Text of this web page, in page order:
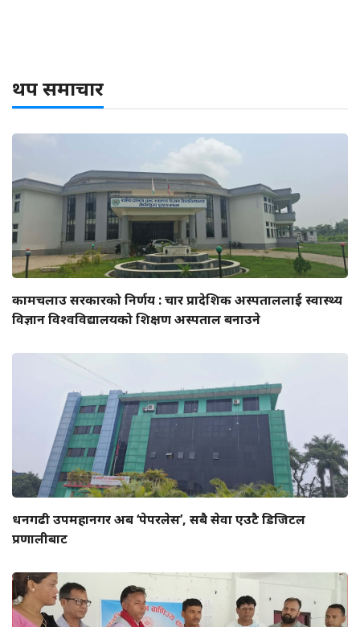
थप समाचार
कामचलाउ सरकारको निर्णय : चार प्रादेशिक अस्पताललाई स्वास्थ्य
विज्ञान विश्वविद्यालयको शिक्षण अस्पताल बनाउने
धनगढी उपमहानगर अब ‘पेपरलेस’, सबै सेवा एउटै डिजिटल
प्रणालीबाट